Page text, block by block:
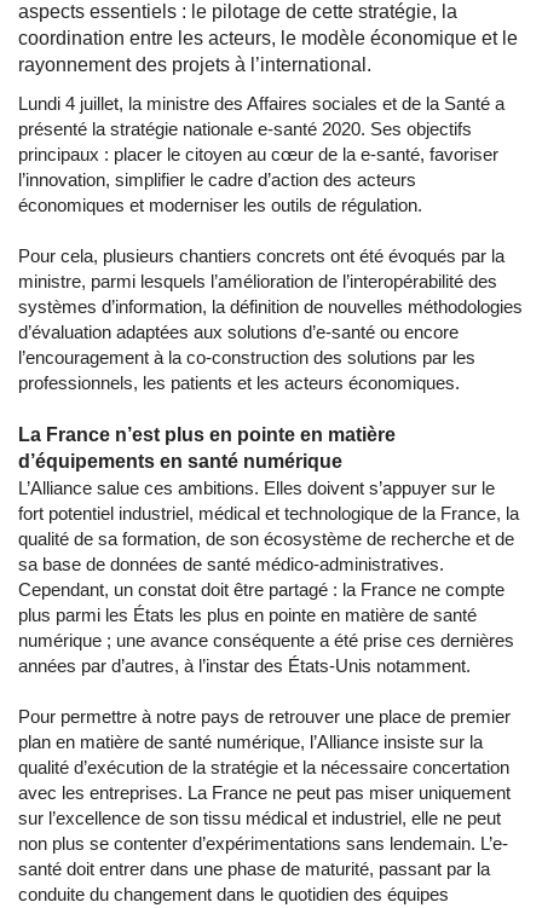
aspects essentiels : le pilotage de cette stratégie, la
coordination entre les acteurs, le modèle économique et le
rayonnement des projets à l’international.
Lundi 4 juillet, la ministre des Affaires sociales et de la Santé a
présenté la stratégie nationale e-santé 2020. Ses objectifs
principaux : placer le citoyen au cœur de la e-santé, favoriser
l’innovation, simplifier le cadre d’action des acteurs
économiques et moderniser les outils de régulation.
Pour cela, plusieurs chantiers concrets ont été évoqués par la
ministre, parmi lesquels l’amélioration de l’interopérabilité des
systèmes d’information, la définition de nouvelles méthodologies
d’évaluation adaptées aux solutions d’e-santé ou encore
l’encouragement à la co-construction des solutions par les
professionnels, les patients et les acteurs économiques.
La France n’est plus en pointe en matière
d’équipements en santé numérique
L’Alliance salue ces ambitions. Elles doivent s’appuyer sur le
fort potentiel industriel, médical et technologique de la France, la
qualité de sa formation, de son écosystème de recherche et de
sa base de données de santé médico-administratives.
Cependant, un constat doit être partagé : la France ne compte
plus parmi les États les plus en pointe en matière de santé
numérique ; une avance conséquente a été prise ces dernières
années par d’autres, à l’instar des États-Unis notamment.
Pour permettre à notre pays de retrouver une place de premier
plan en matière de santé numérique, l’Alliance insiste sur la
qualité d’exécution de la stratégie et la nécessaire concertation
avec les entreprises. La France ne peut pas miser uniquement
sur l’excellence de son tissu médical et industriel, elle ne peut
non plus se contenter d’expérimentations sans lendemain. L’e-
santé doit entrer dans une phase de maturité, passant par la
conduite du changement dans le quotidien des équipes